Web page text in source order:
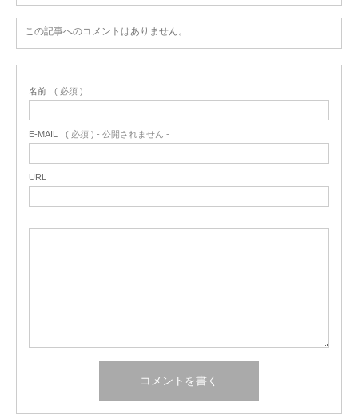
この記事へのコメントはありません。
名前 ( 必須 )
E-MAIL ( 必須 ) - 公開されません -
URL